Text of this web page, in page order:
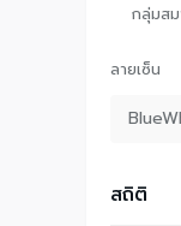
กลุ่มส
ลายเซ็น
สถิติ